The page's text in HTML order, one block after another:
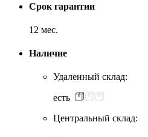
Срок гарантии
12 мес.
Наличие
Удаленный склад:
есть
Центральный склад: